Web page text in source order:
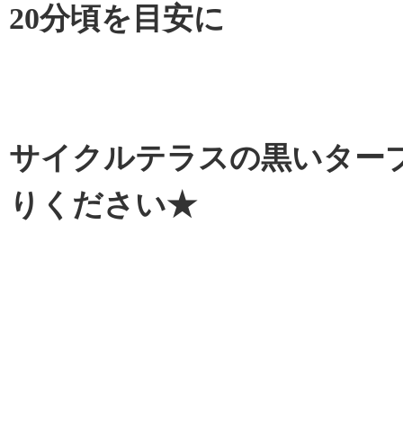
20分頃を目安に
サイクルテラスの黒いター
りください★